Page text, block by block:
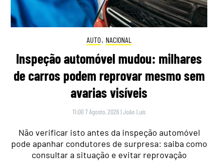
AUTO, NACIONAL
Inspeção automóvel mudou: milhares
de carros podem reprovar mesmo sem
avarias visíveis
11:00 7 Agosto, 2026 |João Luís
Não verificar isto antes da inspeção automóvel
pode apanhar condutores de surpresa: saiba como
consultar a situação e evitar reprovação